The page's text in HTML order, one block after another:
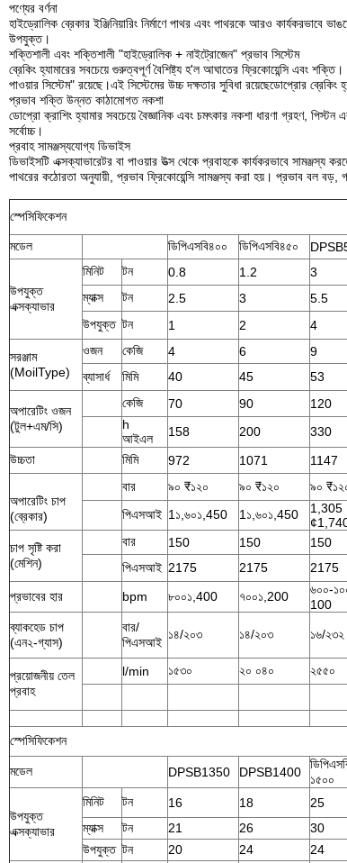
পণ্যের বর্ণনা
হাইড্রোলিক ব্রেকার ইঞ্জিনিয়ারিং নির্মাণে পাথর এবং পাথরকে আরও কার্যকরভাবে
উপযুক্ত।
শক্তিশালী এবং শক্তিশালী "হাইড্রোলিক + নাইট্রোজেন" প্রভাব সিস্টেম
ব্রেকিং হ্যামারের সবচেয়ে গুরুত্বপূর্ণ বৈশিষ্ট্য হ'ল আঘাতের ফ্রিকোয়েন্সি এবং
পাওয়ার সিস্টেম" রয়েছে।এই সিস্টেমের উচ্চ দক্ষতার সুবিধা রয়েছেডোপ্রোর
প্রভাব শক্তি উন্নত কাঠামোগত নকশা
ডোপ্রো ক্রাশিং হ্যামার সবচেয়ে বৈজ্ঞানিক এবং চমৎকার নকশা ধারণা গ্রহণ, পিস্টন
সর্বোচ্চ।
প্রবাহ সামঞ্জস্যযোগ্য ডিভাইস
ডিভাইসটি এক্সক্যাভারেটর বা পাওয়ার উত্স থেকে প্রবাহকে কার্যকরভাবে
পাথরের কঠোরতা অনুযায়ী, প্রভাব ফ্রিকোয়েন্সি সামঞ্জস্য করা হয়। প্রভাব বল
স্পেসিফিকেশন
মডেল ডিপিএসবি৪০০ ডিপিএসবি৪৫০
উপযুক্ত
এক্সক্যাভার
মিনিট টন 0.8 1.2 3
ম্যাক্স
টন 2.5 3 5.5
উপযুক্ত টন 1 2 4
সরঞ্জাম
(MoilType)
ওজন কেজি 4 6 9
ব্যাসার্ধ
মিমি 40 45 53
অপারেটিং ওজন
(টুল+এম/সি)
কেজি 70 90 120
h
আইএল
158 200 330
উচ্চতা
মিমি 972 1071 1147
অপারেটিং চাপ
(ব্রেকার)
বার ৯০ ₹১২০ ৯০ ₹১২০ ৯০
পিএসআই 1১,৬০১,450 1১,৬০১,450
1,305
চাপ সৃষ্টি করা
(মেশিন)
বার 150 150 150
পিএসআই 2175 2175 2175
প্রভাবের হার
bpm ৮০০১,400 ৭০০১,200
৬০০-
100
ব্যাকহেড চাপ
(এন২-গ্যাস)
বার/
পিএসআই
১৪/২০৩ ১৪/২০৩ ১৬/২৩২
প্রয়োজনীয় তেল
প্রবাহ
l/min ১৫৩০ ২০ ০৪০ ২৫৫০
স্পেসিফিকেশন
মডেল DPSB1350 DPSB1400
১৫০০
উপযুক্ত
এক্সক্যাভার
মিনিট টন 16 18 25
ম্যাক্স
টন 21 26 30
উপযুক্ত টন 20 24 24